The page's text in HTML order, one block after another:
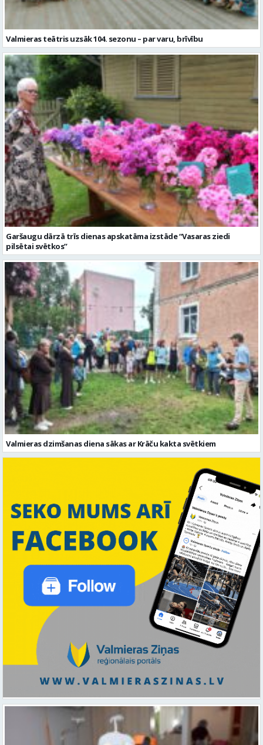
Valmieras teātris uzsāk 104. sezonu – par varu, brīvību
Garšaugu dārzā trīs dienas apskatāma izstāde “Vasaras ziedi
pilsētai svētkos”
Valmieras dzimšanas diena sākas ar Krāču kakta svētkiem